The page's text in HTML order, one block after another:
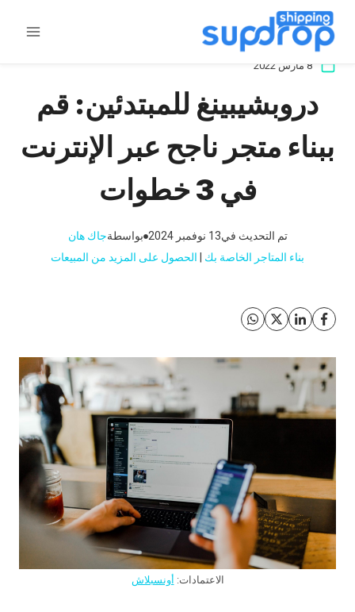
تخطى
المحتوى
8 مارس 2022
دروبشيبينغ للمبتدئين: قم
ببناء متجر ناجح عبر الإنترنت
في 3 خطوات
تم التحديث في13 نوفمبر 2024 بواسطةجاك هان
بناء المتاجر الخاصة بك
الحصول على المزيد من المبيعات
الاعتمادات: أونسبلاش